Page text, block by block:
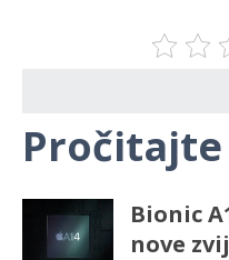
Pročitajte
Bionic
nove